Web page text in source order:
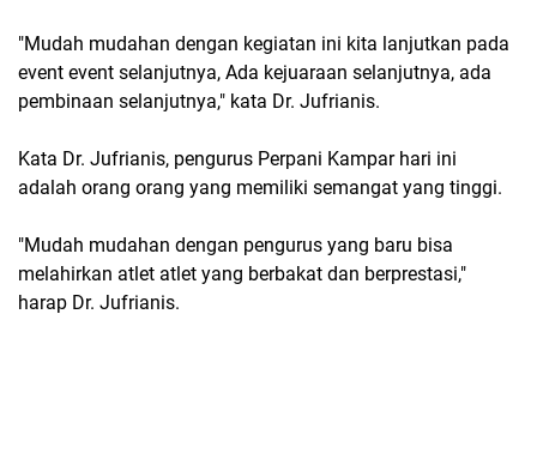
"Mudah mudahan dengan kegiatan ini kita lanjutkan pada
event event selanjutnya, Ada kejuaraan selanjutnya, ada
pembinaan selanjutnya," kata Dr. Jufrianis.
Kata Dr. Jufrianis, pengurus Perpani Kampar hari ini
adalah orang orang yang memiliki semangat yang tinggi.
"Mudah mudahan dengan pengurus yang baru bisa
melahirkan atlet atlet yang berbakat dan berprestasi,"
harap Dr. Jufrianis.